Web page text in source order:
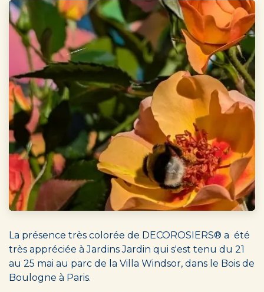
La présence très colorée de DECOROSIERS® a été
très appréciée à Jardins Jardin qui s'est tenu du 21
au 25 mai au parc de la Villa Windsor, dans le Bois de
Boulogne à Paris.